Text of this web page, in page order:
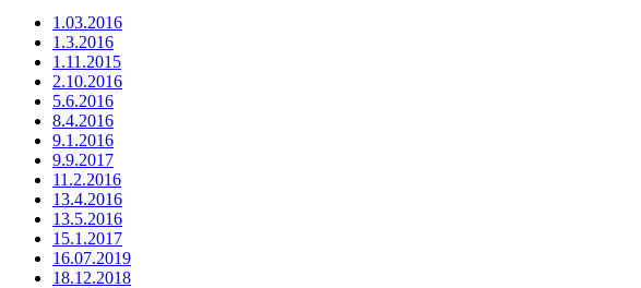
1.03.2016
1.3.2016
1.11.2015
2.10.2016
5.6.2016
8.4.2016
9.1.2016
9.9.2017
11.2.2016
13.4.2016
13.5.2016
15.1.2017
16.07.2019
18.12.2018